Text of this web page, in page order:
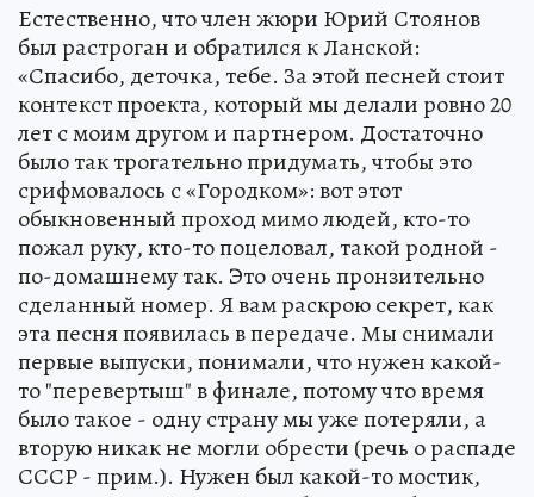
Естественно, что член жюри Юрий Стоянов
был растроган и обратился к Ланской:
«Спасибо, деточка, тебе. За этой песней стоит
контекст проекта, который мы делали ровно 20
лет с моим другом и партнером. Достаточно
было так трогательно придумать, чтобы это
срифмовалось с «Городком»: вот этот
обыкновенный проход мимо людей, кто-то
пожал руку, кто-то поцеловал, такой родной -
по-домашнему так. Это очень пронзительно
сделанный номер. Я вам раскрою секрет, как
эта песня появилась в передаче. Мы снимали
первые выпуски, понимали, что нужен какой-
то "перевертыш" в финале, потому что время
было такое - одну страну мы уже потеряли, а
вторую никак не могли обрести (речь о распаде
СССР - прим.). Нужен был какой-то мостик,